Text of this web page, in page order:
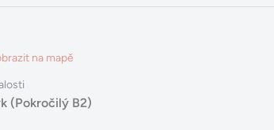
na mapě
(Pokročilý B2)